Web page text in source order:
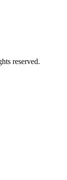
reserved.